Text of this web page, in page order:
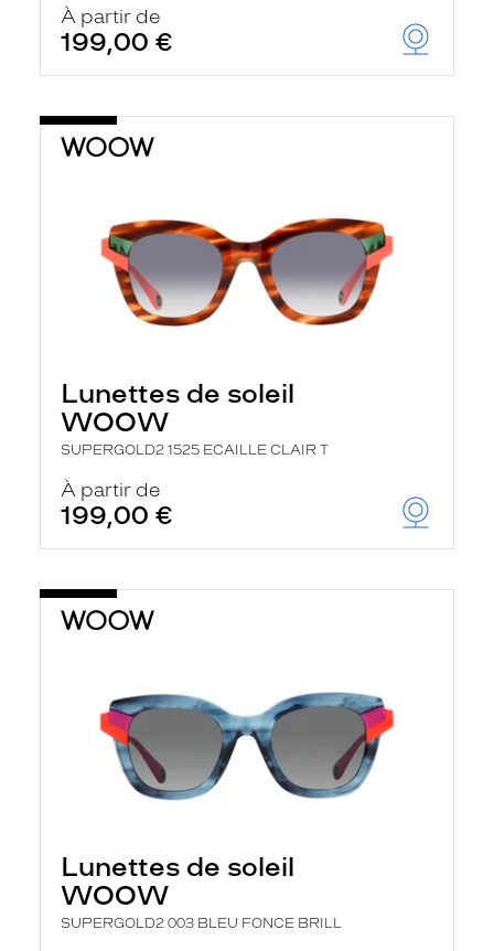
À partir de
199,00 €
Lunettes de soleil
WOOW
SUPERGOLD2 1525 ECAILLE CLAIR T
À partir de
199,00 €
Lunettes de soleil
WOOW
SUPERGOLD2 003 BLEU FONCE BRILL